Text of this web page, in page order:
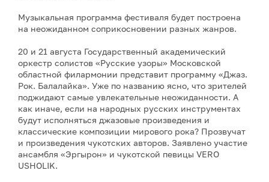
Музыкальная программа фестиваля будет построена
на неожиданном соприкосновении разных жанров.
20 и 21 августа Государственный академический
оркестр солистов «Русские узоры» Московской
областной филармонии представит программу «Джаз.
Рок. Балалайка». Уже по названию ясно, что зрителей
поджидают самые увлекательные неожиданности. А
как иначе, если на народных русских инструментах
будут исполняться джазовые произведения и
классические композиции мирового рока? Прозвучат
и произведения чукотских авторов. Заявлено участие
ансамбля «Эргырон» и чукотской певицы VERO
USHOLIK.